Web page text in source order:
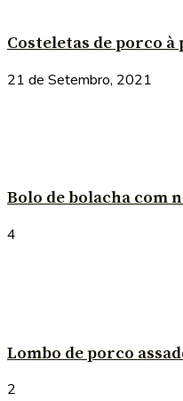
Costeletas de porco
21 de Setembro, 2021
Bolo de bolacha com
4
Lombo de porco
2